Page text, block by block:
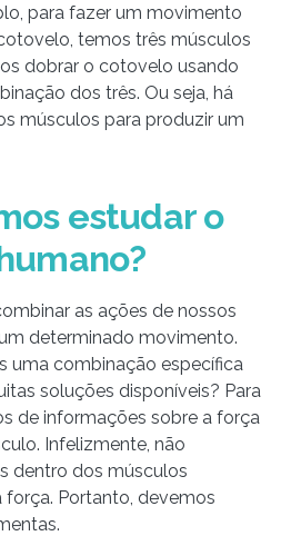
para fazer um movimento
temos três músculos
dobrar o cotovelo usando
dos três. Ou seja, há
músculos para produzir um
estudar o
as ações de nossos
determinado movimento.
uma combinação específica
soluções disponíveis? Para
de informações sobre a força
Infelizmente, não
dentro dos músculos
força. Portanto, devemos